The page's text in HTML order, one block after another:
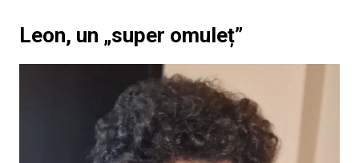
Leon, un „super omuleț”